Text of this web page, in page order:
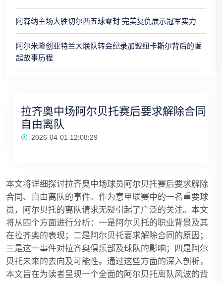
阿森纳主场大胜切尔西五球零封 完美复仇展示冠军实力
阿尔米隆创亚特兰大联队转会纪录加盟纽卡斯尔背后的崛
起故事历程
拉齐奥中场阿尔贝托赛后要求解除合同
自由离队
2026-04-01 12:08:29
本文将详细探讨拉齐奥中场球员阿尔贝托赛后要求解除
合同、自由离队的事件。作为意甲联赛中的一名重要球
员，阿尔贝托的离队请求无疑引起了广泛的关注。本文
将从四个方面进行分析：一是阿尔贝托的职业背景及其
在拉齐奥的表现；二是阿尔贝托要求解除合同的原因；
三是这一事件对拉齐奥俱乐部及球队的影响；四是阿尔
贝托未来的去向及可能性。通过这些方面的深入剖析，
本文旨在为读者呈现一个全面的阿尔贝托离队风波的背